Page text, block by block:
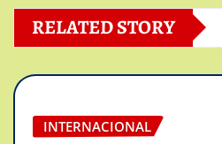
RELATED STORY
INTERNACIONAL